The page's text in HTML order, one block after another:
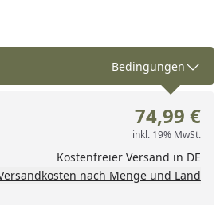
Bedingungen
eins erhöhen
74,99 €
inkl. 19% MwSt.
Kostenfreier Versand in DE
nach Menge und Land